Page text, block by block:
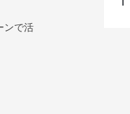
ンで活